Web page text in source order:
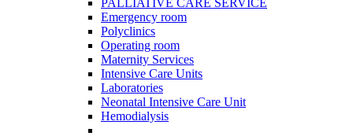
Emergency room
Polyclinics
Operating room
Maternity Services
Intensive Care Units
Laboratories
Neonatal Intensive Care Unit
Hemodialysis